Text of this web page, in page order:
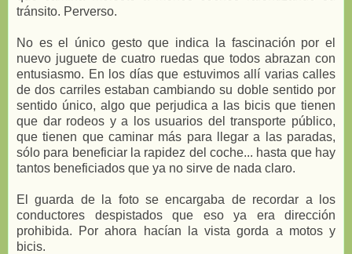
tránsito. Perverso.
No es el único gesto que indica la fascinación por el
nuevo juguete de cuatro ruedas que todos abrazan con
entusiasmo. En los días que estuvimos allí varias calles
de dos carriles estaban cambiando su doble sentido por
sentido único, algo que perjudica a las bicis que tienen
que dar rodeos y a los usuarios del transporte público,
que tienen que caminar más para llegar a las paradas,
sólo para beneficiar la rapidez del coche... hasta que hay
tantos beneficiados que ya no sirve de nada claro.
El guarda de la foto se encargaba de recordar a los
conductores despistados que eso ya era dirección
prohibida. Por ahora hacían la vista gorda a motos y
bicis.